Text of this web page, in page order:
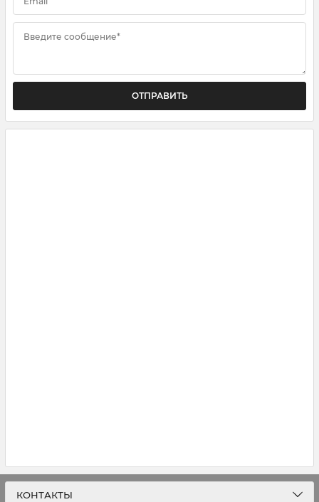
Введите сообщение*
ОТПРАВИТЬ
КОНТАКТЫ